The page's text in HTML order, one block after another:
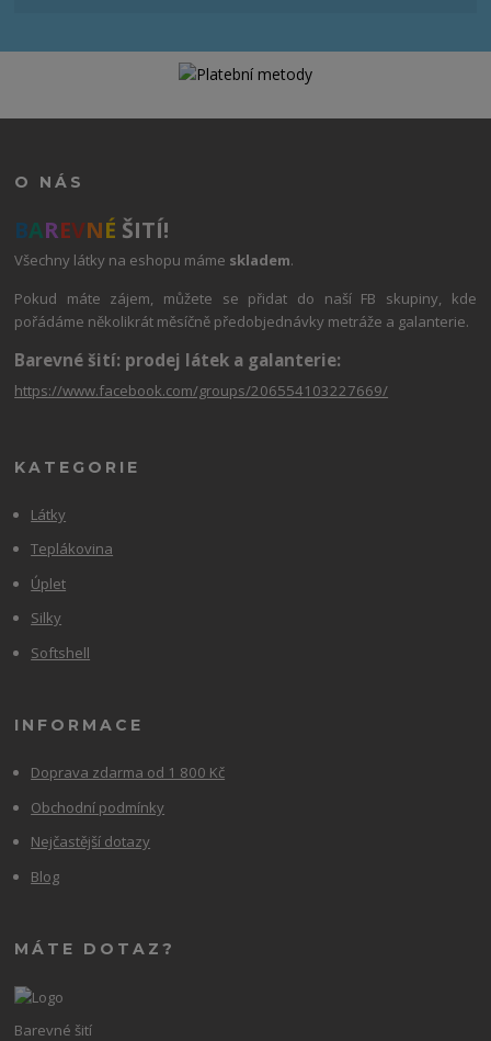
O NÁS
BAREVNÉ ŠITÍ!
Všechny látky na eshopu máme skladem.
Pokud máte zájem, můžete se přidat do naší FB skupiny, kde
pořádáme několikrát měsíčně předobjednávky metráže a galanterie.
Barevné šití: prodej látek a galanterie:
https://www.facebook.com/groups/206554103227669/
KATEGORIE
Látky
Teplákovina
Úplet
Silky
Softshell
INFORMACE
Doprava zdarma od 1 800 Kč
Obchodní podmínky
Nejčastější dotazy
Blog
MÁTE DOTAZ?
Barevné šití